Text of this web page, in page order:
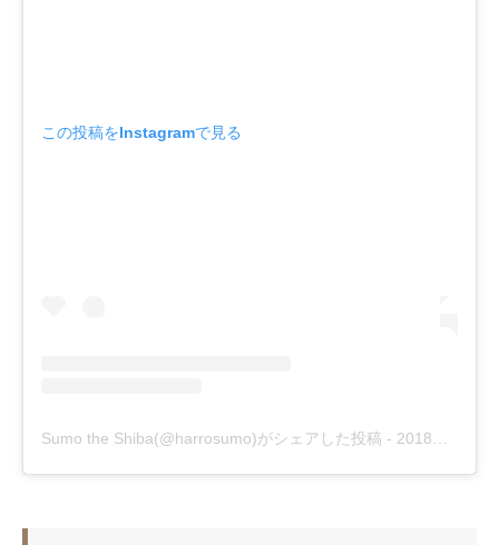
この投稿をInstagramで見る
Sumo the Shiba(@harrosumo)がシェアした投稿 - 2018年12月月10日午後8時32分PST